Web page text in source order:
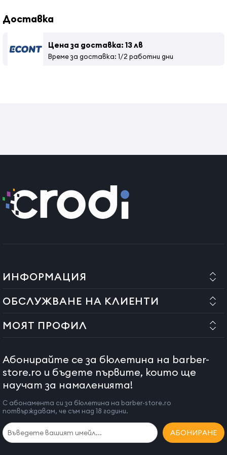
Доставка
Цена за доставка: 13 лв
Време за доставка: 1/2 работни дни
ИНФОРМАЦИЯ
ОБСЛУЖВАНЕ НА КЛИЕНТИ
МОЯТ ПРОФИЛ
Абонирайте се за бюлетина на barber-
store.ro и бъдете първите, които ще
научат за намаленията!
С абонамента си за бюлетина на barber-store.ro
потвърждавам, че съм над 18 години.
АБОНИРАНЕ